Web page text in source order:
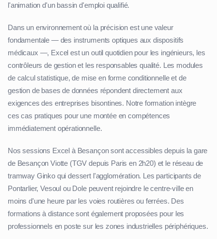
l'animation d'un bassin d'emploi qualifié.
Dans un environnement où la précision est une valeur
fondamentale — des instruments optiques aux dispositifs
médicaux —, Excel est un outil quotidien pour les ingénieurs, les
contrôleurs de gestion et les responsables qualité. Les modules
de calcul statistique, de mise en forme conditionnelle et de
gestion de bases de données répondent directement aux
exigences des entreprises bisontines. Notre formation intègre
ces cas pratiques pour une montée en compétences
immédiatement opérationnelle.
Nos sessions Excel à Besançon sont accessibles depuis la gare
de Besançon Viotte (TGV depuis Paris en 2h20) et le réseau de
tramway Ginko qui dessert l'agglomération. Les participants de
Pontarlier, Vesoul ou Dole peuvent rejoindre le centre-ville en
moins d'une heure par les voies routières ou ferrées. Des
formations à distance sont également proposées pour les
professionnels en poste sur les zones industrielles périphériques.